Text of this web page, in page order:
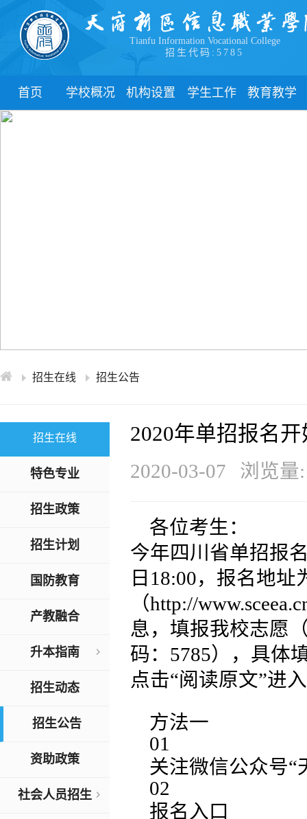
Tianfu Information Vocational College
招生代码:5785
首页 学校概况 机构设置 学生工作 教育教学
招生在线 招生公告
招生在线
特色专业
招生政策
招生计划
国防教育
产教融合
升本指南
留学指南
专升本政策解读
专升本对口专业
专升本对口学校
招生动态
招生公告
资助政策
社会人员招生
2020年单招报名
2020-03-07 浏览量
各位考生：
今年四川省单招报
日18:00，报名地
（http://
息，填报我校志愿
码：5785），具体
点击“阅读原文”进
方法一
01
关注微信公众号“
02
报名入口